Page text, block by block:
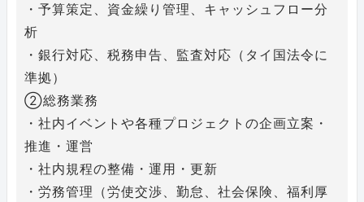
・予算策定、資金繰り管理、キャッシュフロー分
析
・銀行対応、税務申告、監査対応（タイ国法令に
準拠）
②総務業務
・社内イベントや各種プロジェクトの企画立案・
推進・運営
・社内規程の整備・運用・更新
・労務管理（労使交渉、勤怠、社会保険、福利厚